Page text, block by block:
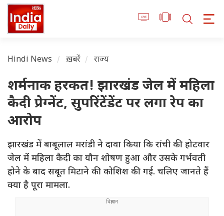
Hindi News ख़बरें राज्य
शर्मनाक हरकत! झारखंड जेल में महिला
कैदी प्रेग्नेंट, सुपरिंटेंडेंट पर लगा रेप का
आरोप
झारखंड में बाबूलाल मरांडी ने दावा किया कि रांची की होटवार
जेल में महिला कैदी का यौन शोषण हुआ और उसके गर्भवती
होने के बाद सबूत मिटाने की कोशिश की गई. चलिए जानते हैं
क्या है पूरा मामला.